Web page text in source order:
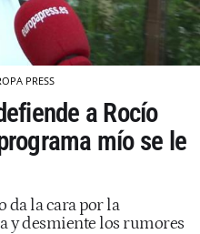
PRESS
a Rocío
mío se le
da la cara por la
y desmiente los rumores